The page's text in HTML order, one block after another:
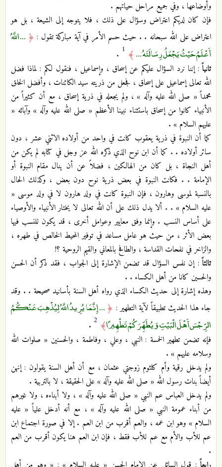
وأوضاعها ، وفي جميع مراحل حياتهم .
فإن كان لديكم اعتراض وسؤال على ذلك ، فلا يتوجه إلى الشيعة ، بل هو
اعتراض على الله سبحانه . . حيث حسم الأمر في آية مباركة تقول : ﴿ ... اللَّهُ
أَعْلَمُ حَيْثُ يَجْعَلُ رِسَالَتَهُ ... ﴾ 1
.
ثانياً: إننا نرد السؤال عليكم عن إسحاق ، وإسماعيل ، فنقول لكم : لماذا فضل
الله تعالى إسماعيل على إسحاق ، فجعل من ذريته سيد الكائنات ، وأفضل الخلق
محمداً « صلى الله عليه وآله » ، ولم يجعله في ذرية إسحاق ، مع أن كثيراً من
الأنبياء كانوا من إسحاق باستثناء نبينا الأعظم « صلى الله عليه وآله » وآبائه «
عليهم السلام » .
كما أن النبوة في ذرية يعقوب كانت في واحد من أولاده الاثني عشر ، دون
سائر أولاده . . كما أن ابن نوح الذي ذكره الله عز وجل في كتابه لم يكن من
أهل النجاة ، بل كان من الهالكين ، فضلاً عن أن ينال مقام النبوة أو
الإمامة . . فكانت النبوة في بعض ذرية نوح دون بعض ، وكذلك الحال
بالنسبة لموسى وهارون ، فإن النبوة كانت في ولد هارون لا في ولد موسى «
عليه السلام » . . ألا يدل ذلك على أن الله تعالى لا يختار الأنبياء والأوصياء
على أساس النسب . وإنما وفق معايير وعوامل أخرى ، قد يكون للنسب فيها
بعض الأثر ، من حيث هو عامل مساعد في توفير المحيط الخالص في طهره ،
والزاخر في نفحات القداسة ، والطافح بالمعاني والقيم الروحية ؟!
ثالثاً: إن نفس السؤال قد تضمن الإشارة إلى الجواب ، فقد ذكر أن الحسن
والحسين كانا من أهل الكساء . .
وهذه إشارة إلى حديث الكساء الذي رواه أهل السنة بأسانيد صحيحة . . وقد
جاء هذا الحديث تطبيقاً لآية التطهير : ﴿ ... إِنَّمَا يُرِيدُ اللَّهُ لِيُذْهِبَ عَنْكُمُ
الرِّجْسَ أَهْلَ الْبَيْتِ وَيُطَهِّرَكُمْ تَطْهِيرًا﴾ 2
.
فإنه تضمن تطهير الخمسة : النبي ، وعلي ، وفاطمة ، والحسنين « صلوات الله
وسلامه عليهم » .
ولم يدخل رقية وأم كلثوم زوجتي عثمان ، مع أن أهل السنة يقولون : إنهن
أيضاً بنات رسول الله « صلى الله عليه وآله » على الحقيقة ، لا بالتربية .
ولم يدخل العباس عم النبي « صلى الله عليه وآله » ، ولا أبناءه ، ولا غيرهم
من أبناء عمومة النبي « صلى الله عليه وآله » ، مع أنه أدخل علياً « عليه
السلام » وهو ابن عمه ، والعم أقرب من ابن العم . إلا في صورة اجتماع ابن
عم للأب والأم مع عم للأب فقط ، فإن ابن العم هنا يكون أقرب من العم
.